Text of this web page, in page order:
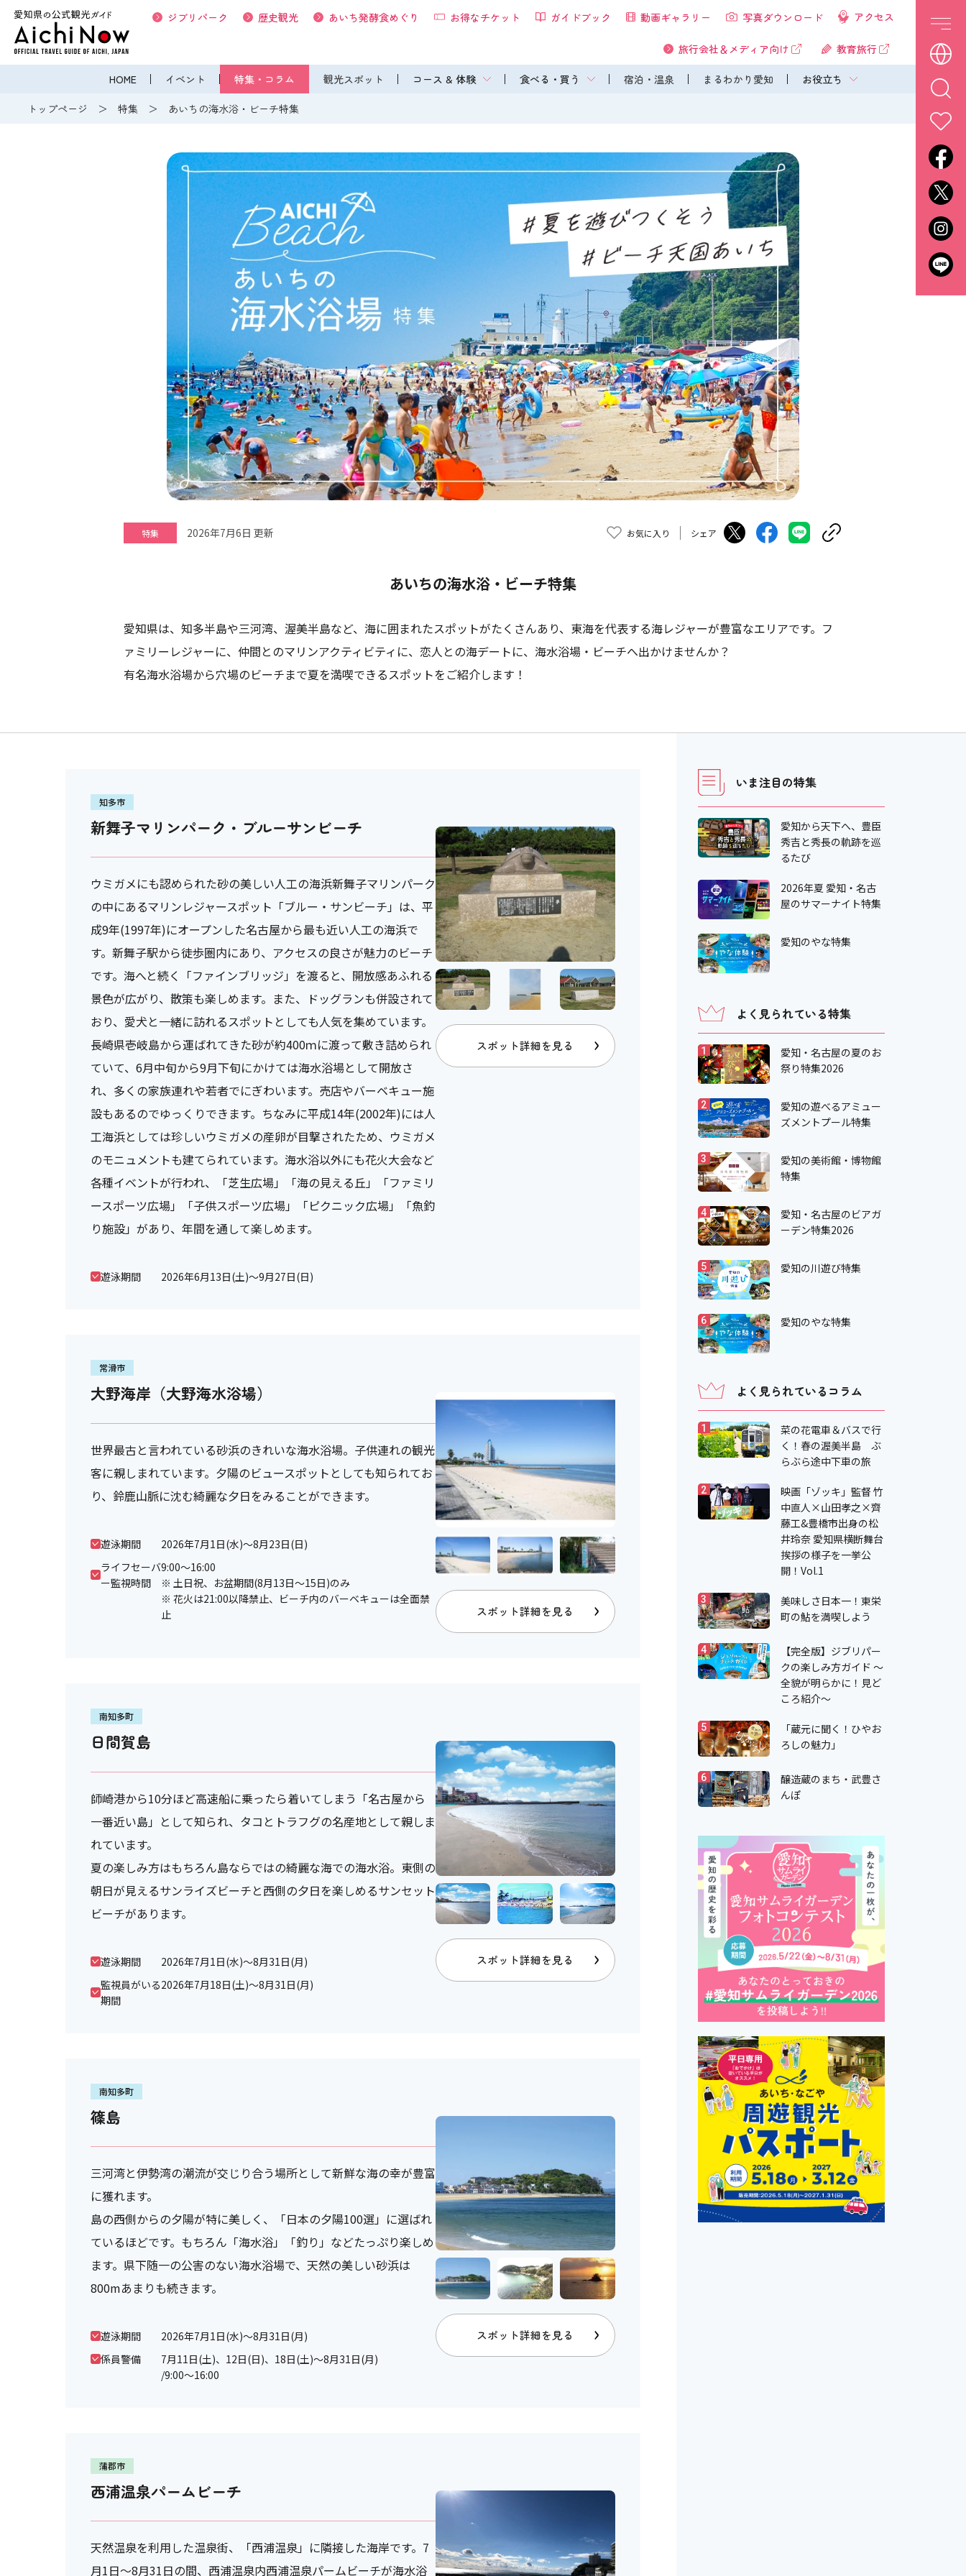
HOME イベント 特集・コラム 観光スポット コース & 体験 食べる・買う 宿泊・温泉 まるわかり愛知 お役立ち
ジブリパーク 歴史観光 あいち発酵食めぐり お得なチケット ガイドブック 動画ギャラリー 写真ダウンロード アクセス
旅行会社＆メディア向け 教育旅行
トップページ 特集 あいちの海水浴・ビーチ特集
特集 2026年7月6日 更新 お気に入り シェア
あいちの海水浴・ビーチ特集
愛知県は、知多半島や三河湾、渥美半島など、海に囲まれたスポットがたくさんあり、東海を代表する海レジャーが豊富なエリアです。フ
ァミリーレジャーに、仲間とのマリンアクティビティに、恋人との海デートに、海水浴場・ビーチへ出かけませんか？
有名海水浴場から穴場のビーチまで夏を満喫できるスポットをご紹介します！
知多市
新舞子マリンパーク・ブルーサンビーチ
ウミガメにも認められた砂の美しい人工の海浜新舞子マリンパーク
の中にあるマリンレジャースポット「ブルー・サンビーチ」は、平
成9年(1997年)にオープンした名古屋から最も近い人工の海浜で
す。新舞子駅から徒歩圏内にあり、アクセスの良さが魅力のビーチ
です。海へと続く「ファインブリッジ」を渡ると、開放感あふれる
景色が広がり、散策も楽しめます。また、ドッグランも併設されて
おり、愛犬と一緒に訪れるスポットとしても人気を集めています。
長崎県壱岐島から運ばれてきた砂が約400ｍに渡って敷き詰められ
ていて、6月中旬から9月下旬にかけては海水浴場として開放さ
れ、多くの家族連れや若者でにぎわいます。売店やバーベキュー施
設もあるのでゆっくりできます。ちなみに平成14年(2002年)には人
工海浜としては珍しいウミガメの産卵が目撃されたため、ウミガメ
のモニュメントも建てられています。海水浴以外にも花火大会など
各種イベントが行われ、「芝生広場」「海の見える丘」「ファミリ
ースポーツ広場」「子供スポーツ広場」「ピクニック広場」「魚釣
り施設」があり、年間を通して楽しめます。
遊泳期間 2026年6月13日(土)～9月27日(日)
スポット詳細を見る
常滑市
大野海岸（大野海水浴場）
世界最古と言われている砂浜のきれいな海水浴場。子供連れの観光
客に親しまれています。夕陽のビュースポットとしても知られてお
り、鈴鹿山脈に沈む綺麗な夕日をみることができます。
遊泳期間
2026年7月1日(水)〜8月23日(日)
ライフセーバ
ー監視時間
9:00～16:00
※ 土日祝、お盆期間(8月13日～15日)のみ
※ 花火は21:00以降禁止、ビーチ内のバーベキューは全面禁
止
スポット詳細を見る
南知多町
日間賀島
師崎港から10分ほど高速船に乗ったら着いてしまう「名古屋から
一番近い島」として知られ、タコとトラフグの名産地として親しま
れています。
夏の楽しみ方はもちろん島ならではの綺麗な海での海水浴。東側の
朝日が見えるサンライズビーチと西側の夕日を楽しめるサンセット
ビーチがあります。
遊泳期間
2026年7月1日(水)～8月31日(月)
監視員がいる
期間
2026年7月18日(土)～8月31日(月)
スポット詳細を見る
南知多町
篠島
三河湾と伊勢湾の潮流が交じり合う場所として新鮮な海の幸が豊富
に獲れます。
島の西側からの夕陽が特に美しく、「日本の夕陽100選」に選ばれ
ているほどです。もちろん「海水浴」「釣り」などたっぷり楽しめ
ます。県下随一の公害のない海水浴場で、天然の美しい砂浜は
800mあまりも続きます。
遊泳期間
2026年7月1日(水)～8月31日(月)
係員警備
7月11日(土)、12日(日)、18日(土)～8月31日(月)
/9:00～16:00
スポット詳細を見る
蒲郡市
西浦温泉パームビーチ
天然温泉を利用した温泉街、「西浦温泉」に隣接した海岸です。7
月1日～8月31日の間、西浦温泉内西浦温泉パームビーチが海水浴
いま注目の特集
愛知から天下へ、豊臣
秀吉と秀長の軌跡を巡
るたび
2026年夏 愛知・名古
屋のサマーナイト特集
愛知のやな特集
よく見られている特集
1
愛知・名古屋の夏のお
祭り特集2026
2
愛知の遊べるアミュー
ズメントプール特集
3
愛知の美術館・博物館
特集
4
愛知・名古屋のビアガ
ーデン特集2026
5 愛知の川遊び特集
6 愛知のやな特集
よく見られているコラム
1
菜の花電車＆バスで行
く！春の渥美半島 ぶ
らぶら途中下車の旅
2
映画「ゾッキ」監督 竹
中直人×山田孝之×齊
藤工&豊橋市出身の松
井玲奈 愛知県横断舞台
挨拶の様子を一挙公
開！Vol.1
3
美味しさ日本一！東栄
町の鮎を満喫しよう
4
【完全版】ジブリパー
クの楽しみ方ガイド ～
全貌が明らかに！見ど
ころ紹介～
5
「蔵元に聞く！ひやお
ろしの魅力」
6
醸造蔵のまち・武豊さ
んぽ